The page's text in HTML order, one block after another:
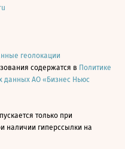
геолокации
содержатся в Политике
данных АО «Бизнес Ньюс
только при
наличии гиперссылки на